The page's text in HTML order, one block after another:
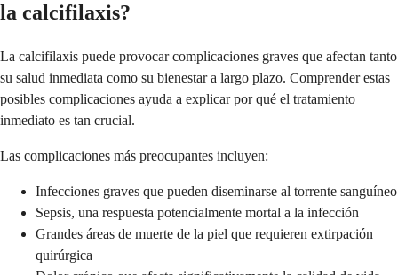
la calcifilaxis?
La calcifilaxis puede provocar complicaciones graves que afectan tanto
su salud inmediata como su bienestar a largo plazo. Comprender estas
posibles complicaciones ayuda a explicar por qué el tratamiento
inmediato es tan crucial.
Las complicaciones más preocupantes incluyen:
Infecciones graves que pueden diseminarse al torrente sanguíneo
Sepsis, una respuesta potencialmente mortal a la infección
Grandes áreas de muerte de la piel que requieren extirpación
quirúrgica